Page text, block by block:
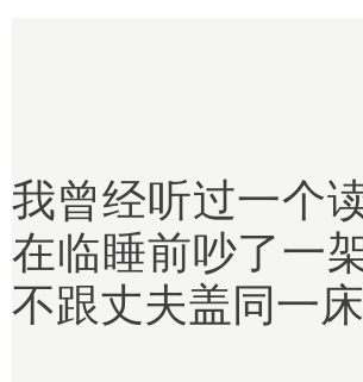
我曾经听过一个
在临睡前吵了一
不跟丈夫盖同一